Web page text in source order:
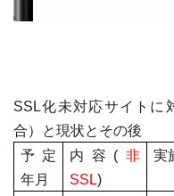
SSL化未対応サイトに
合）と現状とその後
予定
年月
内容 ( 非
SSL)
実